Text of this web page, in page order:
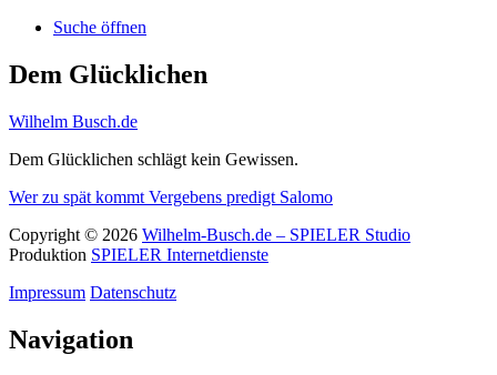
Suche öffnen
Dem Glücklichen
Wilhelm Busch.de
Dem Glücklichen schlägt kein Gewissen.
Wer zu spät kommt Vergebens predigt Salomo
Copyright © 2026 Wilhelm-Busch.de – SPIELER Studio
Produktion SPIELER Internetdienste
Impressum Datenschutz
Navigation